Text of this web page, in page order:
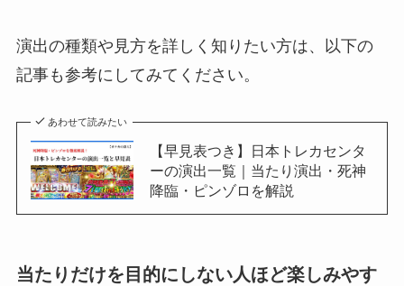
演出の種類や見方を詳しく知りたい方は、以下の
記事も参考にしてみてください。
あわせて読みたい
【早見表つき】日本トレカセンタ
ーの演出一覧｜当たり演出・死神
降臨・ピンゾロを解説
当たりだけを目的にしない人ほど楽しみやす